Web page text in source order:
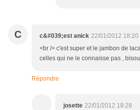
C c&#039;est anick 22/01/2012 18:20
<br /> c'est super et le jambon de
celles qui ne le connaisse pas ,
Répondre
josette 22/01/2012 18:28